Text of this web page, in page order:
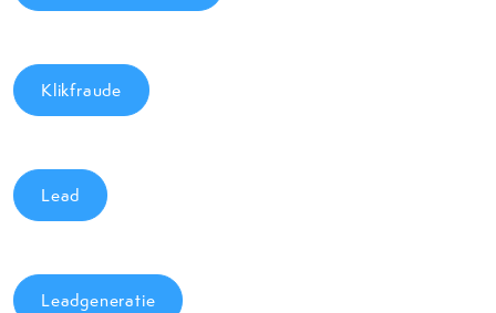
Klikfraude
Lead
Leadgeneratie